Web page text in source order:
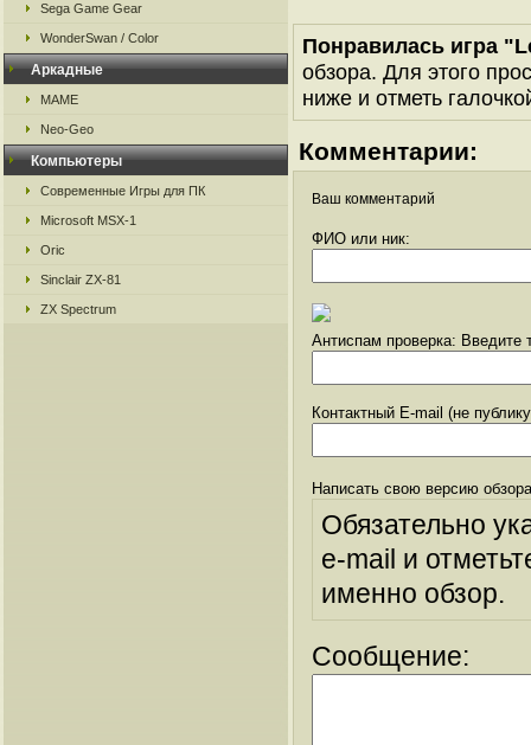
Sega Game Gear
WonderSwan / Color
Аркадные
MAME
Neo-Geo
Компьютеры
Современные Игры для ПК
Microsoft MSX-1
Oric
Sinclair ZX-81
ZX Spectrum
Понравилась игра
обзора. Для этого
ниже и отметь
Комментарии:
Ваш комментарий
ФИО или ник:
Антиспам проверка: Введите
Контактный E-mail (не
Написать свою версию
Обязательно
e-mail и
именно обзор.
Сообщение: